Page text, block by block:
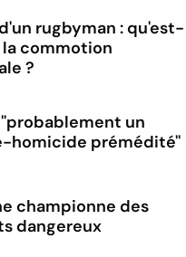
rugbyman : qu'est-
commotion
?
''probablement un
homicide prémédité''
championne des
dangereux